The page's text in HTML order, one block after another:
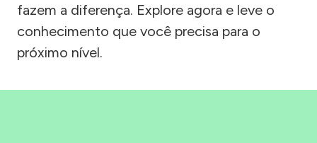
fazem a diferença. Explore agora e leve o
conhecimento que você precisa para o
próximo nível.